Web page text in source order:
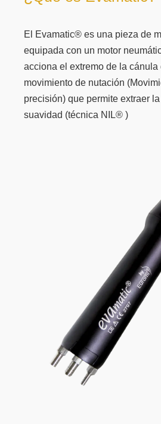
El Evamatic® es una pieza de
equipada con un motor
acciona el extremo de la cánula
movimiento de nutación
precisión) que permite extraer la